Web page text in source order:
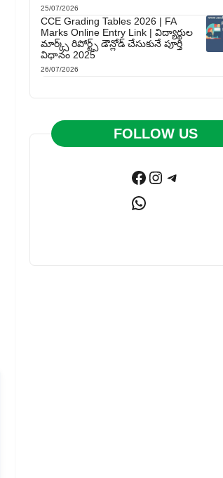
25/07/2026
CCE Grading Tables 2026 | FA
Marks Online Entry Link | విద్యార్థుల
మార్క్స్ రిపోర్ట్స్ డౌన్లోడ్ చేసుకునే పూర్తి
విధానం 2025
26/07/2026
FOLLOW US
Facebook
Instagram
Telegram
WhatsApp